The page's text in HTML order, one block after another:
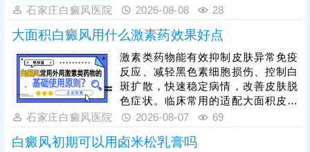
位的微循环，纳晶治疗并非适用于所
有白癜风患者，需严格遵从医嘱，根
据自身病情、肤质及白斑类型对症开
展治疗，切勿盲目操作。临床为提升
整体疗效，通常建议采用综合性治疗
方案，将纳晶治疗与中医定向透药、
308准分子激光治疗相结合，内外协
同作用，快速修复受损黑色素细胞，
缩短治疗周期。
石家庄白癜风医院 2026-08-08 28
大面积白癜风用什么激素药效果好点
激素类药物能有效抑制皮肤异常免疫
反应、减轻黑色素细胞损伤、控制白
斑扩散，快速稳定病情，改善皮肤脱
色症状。临床常用的适配大面积皮损
的激素药物，需根据患者年龄、皮损
部位、病情轻重针对性选择，具体用
药种类、剂量、使用周期均需严格遵
石家庄白癜风医院 2026-08-07 69
白癜风初期可以用卤米松乳膏吗